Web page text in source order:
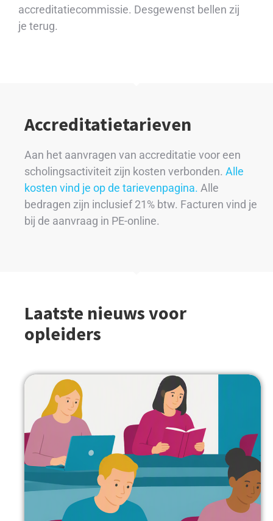
accreditatiecommissie. Desgewenst bellen zij
je terug.
Accreditatietarieven
Aan het aanvragen van accreditatie voor een
scholingsactiviteit zijn kosten verbonden. Alle
kosten vind je op de tarievenpagina. Alle
bedragen zijn inclusief 21% btw. Facturen vind je
bij de aanvraag in PE-online.
Laatste nieuws voor
opleiders